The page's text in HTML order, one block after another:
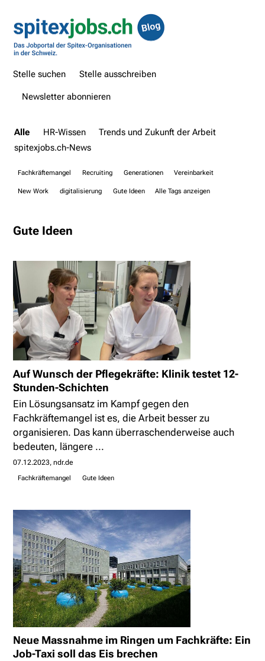
Stelle ausschreiben
Stelle suchen
Newsletter abonnieren
Alle HR-Wissen
Trends und Zukunft der Arbeit
spitexjobs.ch-News
Fachkräftemangel Recruiting Generationen Vereinbarkeit
New Work digitalisierung Gute Ideen Alle Tags anzeigen
Gute Ideen
Auf Wunsch der Pflegekräfte: Klinik testet 12-
Stunden-Schichten
Ein Lösungsansatz im Kampf gegen den
Fachkräftemangel ist es, die Arbeit besser zu
organisieren. Das kann überraschenderweise auch
bedeuten, längere ...
07.12.2023 ndr.de
Fachkräftemangel Gute Ideen
Neue Massnahme im Ringen um Fachkräfte: Ein
Job-Taxi soll das Eis brechen